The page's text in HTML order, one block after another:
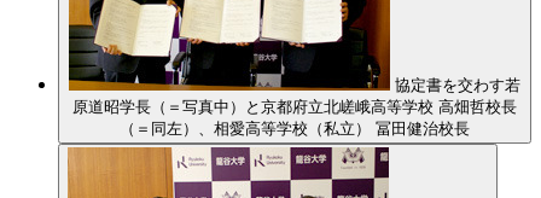
協定書を交わす若
原道昭学長（＝写真中）と京都府立北嵯峨高等学校 高畑哲校長
（＝同左）、相愛高等学校（私立） 冨田健治校長